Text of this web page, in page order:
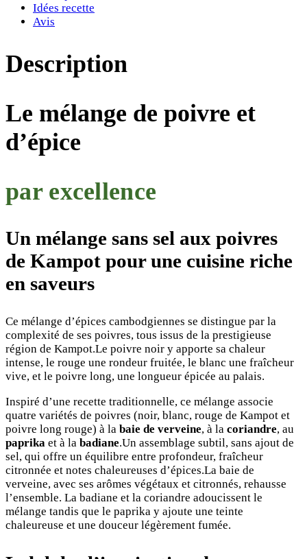
Idées recette
Avis
Description
Le mélange de poivre et
d’épice
par excellence
Un mélange sans sel aux poivres
de Kampot pour une cuisine riche
en saveurs
Ce mélange d’épices cambodgiennes se distingue par la
complexité de ses poivres, tous issus de la prestigieuse
région de Kampot.Le poivre noir y apporte sa chaleur
intense, le rouge une rondeur fruitée, le blanc une fraîcheur
vive, et le poivre long, une longueur épicée au palais.
Inspiré d’une recette traditionnelle, ce mélange associe
quatre variétés de poivres (noir, blanc, rouge de Kampot et
poivre long rouge) à la baie de verveine, à la coriandre, au
paprika et à la badiane.Un assemblage subtil, sans ajout de
sel, qui offre un équilibre entre profondeur, fraîcheur
citronnée et notes chaleureuses d’épices.La baie de
verveine, avec ses arômes végétaux et citronnés, rehausse
l’ensemble. La badiane et la coriandre adoucissent le
mélange tandis que le paprika y ajoute une teinte
chaleureuse et une douceur légèrement fumée.